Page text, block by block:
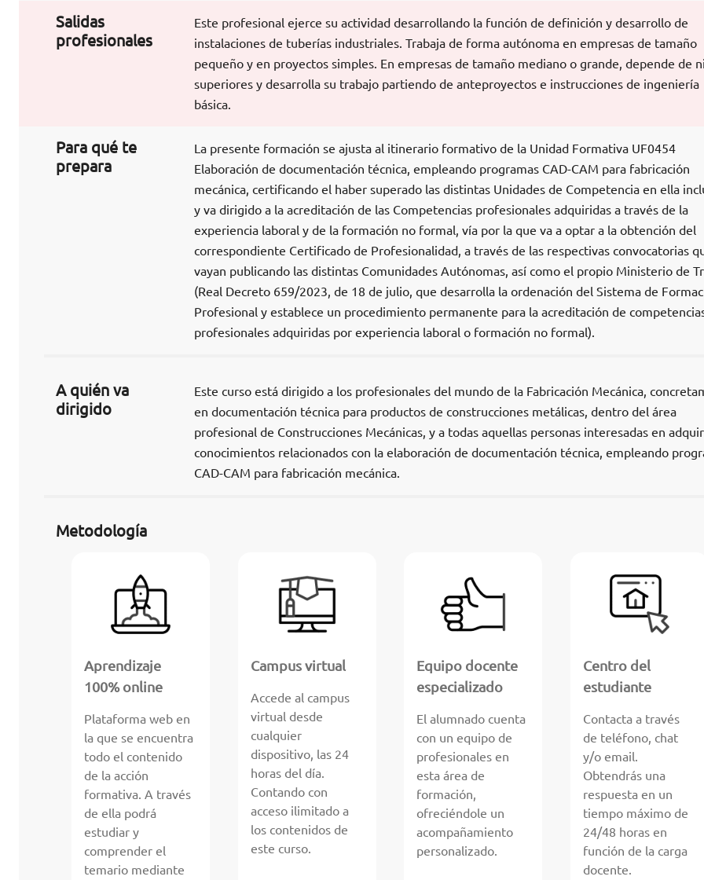
Salidas
profesionales
Este profesional ejerce su actividad desarrollando la función de definición y desarrollo de
instalaciones de tuberías industriales. Trabaja de forma autónoma en empresas de tamaño
pequeño y en proyectos simples. En empresas de tamaño mediano o grande, depende de
superiores y desarrolla su trabajo partiendo de anteproyectos e instrucciones de ingeniería
básica.
Para qué te
prepara
La presente formación se ajusta al itinerario formativo de la Unidad Formativa UF0454
Elaboración de documentación técnica, empleando programas CAD-CAM para fabricación
mecánica, certificando el haber superado las distintas Unidades de Competencia en ella
y va dirigido a la acreditación de las Competencias profesionales adquiridas a través de la
experiencia laboral y de la formación no formal, vía por la que va a optar a la obtención del
correspondiente Certificado de Profesionalidad, a través de las respectivas convocatorias
vayan publicando las distintas Comunidades Autónomas, así como el propio Ministerio de
(Real Decreto 659/2023, de 18 de julio, que desarrolla la ordenación del Sistema de
Profesional y establece un procedimiento permanente para la acreditación de
profesionales adquiridas por experiencia laboral o formación no formal).
A quién va
dirigido
Este curso está dirigido a los profesionales del mundo de la Fabricación Mecánica,
en documentación técnica para productos de construcciones metálicas, dentro del área
profesional de Construcciones Mecánicas, y a todas aquellas personas interesadas en
conocimientos relacionados con la elaboración de documentación técnica, empleando
CAD-CAM para fabricación mecánica.
Metodología
Aprendizaje
100% online
Plataforma web en
la que se encuentra
todo el contenido
de la acción
formativa. A través
de ella podrá
estudiar y
comprender el
temario mediante
Campus virtual
Accede al campus
virtual desde
cualquier
dispositivo, las 24
horas del día.
Contando con
acceso ilimitado a
los contenidos de
este curso.
Equipo docente
especializado
El alumnado cuenta
con un equipo de
profesionales en
esta área de
formación,
ofreciéndole un
acompañamiento
personalizado.
Centro del
estudiante
Contacta a través
de teléfono, chat
y/o email.
Obtendrás una
respuesta en un
tiempo máximo de
24/48 horas en
función de la carga
docente.